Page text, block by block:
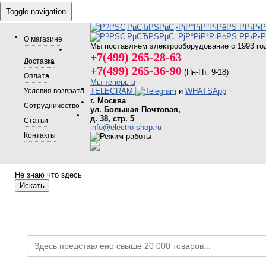
Toggle navigation
О магазине
Доставка
Оплата
Условия возврата
Сотрудничество
Статьи
Контакты
Мы поставляем электрооборудование с 1993
+7(499) 265-28-63
+7(499) 265-36-90 (Пн-Пт‚ 9-18)
Мы теперь в
TELEGRAM
и WHATSApp
г. Москва
ул. Большая Почтовая,
д. 38, стр. 5
info@electro-shop.ru
Не знаю что здесь
Искать